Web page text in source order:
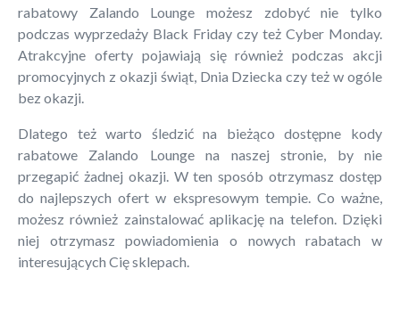
rabatowy Zalando Lounge możesz zdobyć nie tylko
podczas wyprzedaży Black Friday czy też Cyber Monday.
Atrakcyjne oferty pojawiają się również podczas akcji
promocyjnych z okazji świąt, Dnia Dziecka czy też w ogóle
bez okazji.
Dlatego też warto śledzić na bieżąco dostępne kody
rabatowe Zalando Lounge na naszej stronie, by nie
przegapić żadnej okazji. W ten sposób otrzymasz dostęp
do najlepszych ofert w ekspresowym tempie. Co ważne,
możesz również zainstalować aplikację na telefon. Dzięki
niej otrzymasz powiadomienia o nowych rabatach w
interesujących Cię sklepach.